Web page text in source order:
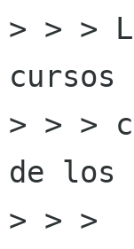
> > >
> > >
de los
> > >